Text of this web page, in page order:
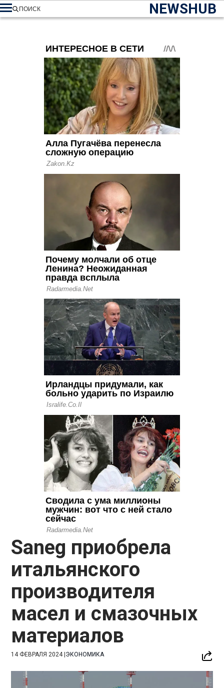
NEWSHUB
ПОИСК
Saneg приобрела
итальянского
производителя
масел и смазочных
материалов
14 ФЕВРАЛЯ 2024|ЭКОНОМИКА